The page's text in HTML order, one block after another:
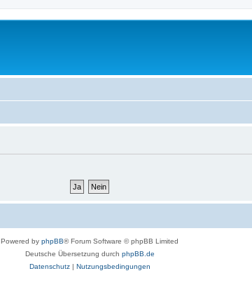
Powered by phpBB® Forum Software © phpBB Limited
Deutsche Übersetzung durch phpBB.de
Datenschutz| Nutzungsbedingungen